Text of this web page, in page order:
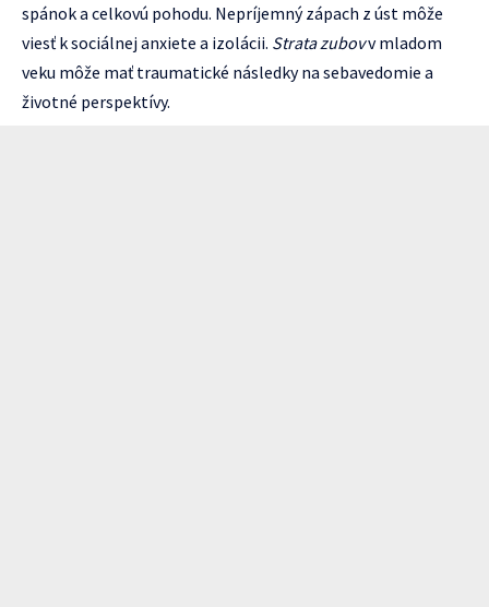
spánok a celkovú pohodu. Nepríjemný zápach z úst môže
viesť k sociálnej anxiete a izolácii. Strata zubovv mladom
veku môže mať traumatické následky na sebavedomie a
životné perspektívy.